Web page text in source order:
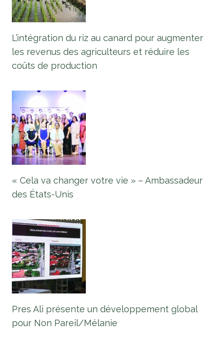
L’intégration du riz au canard pour augmenter
les revenus des agriculteurs et réduire les
coûts de production
« Cela va changer votre vie » – Ambassadeur
des États-Unis
Pres Ali présente un développement global
pour Non Pareil/Mélanie